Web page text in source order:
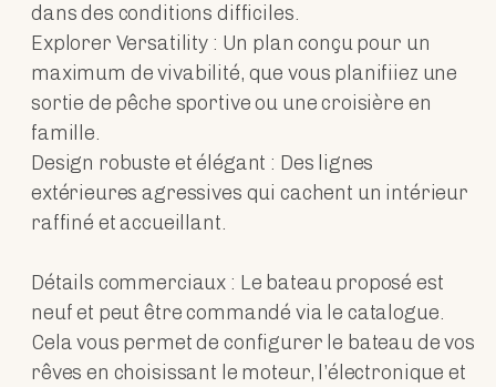
dans des conditions difficiles.
Explorer Versatility : Un plan conçu pour un
maximum de vivabilité, que vous planifiiez une
sortie de pêche sportive ou une croisière en
famille.
Design robuste et élégant : Des lignes
extérieures agressives qui cachent un intérieur
raffiné et accueillant.
Détails commerciaux : Le bateau proposé est
neuf et peut être commandé via le catalogue.
Cela vous permet de configurer le bateau de vos
rêves en choisissant le moteur, l’électronique et